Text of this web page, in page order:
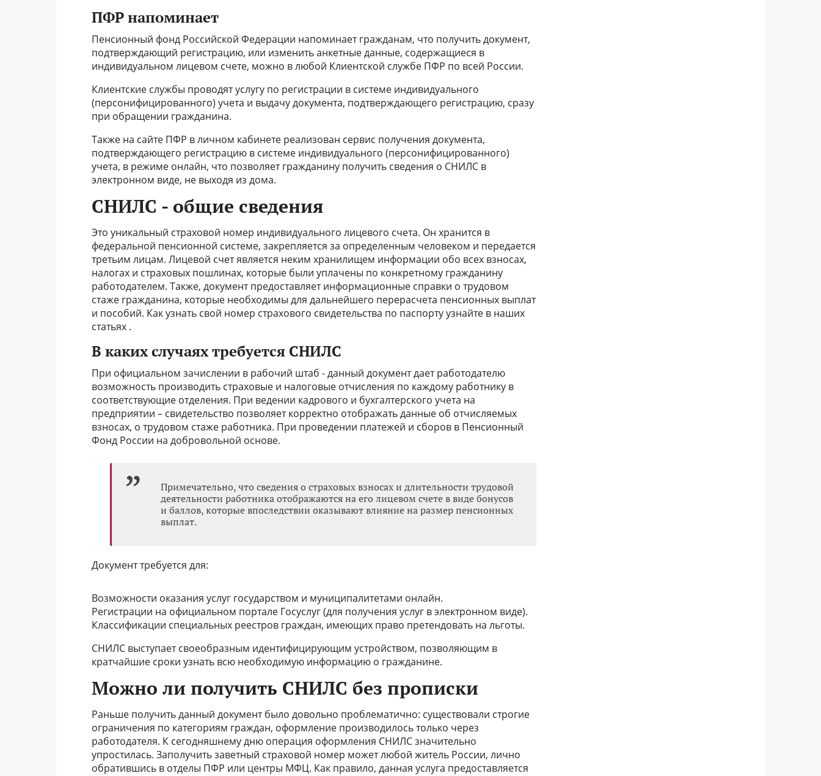
ПФР напоминает
Пенсионный фонд Российской Федерации напоминает гражданам, что получить документ,
подтверждающий регистрацию, или изменить анкетные данные, содержащиеся в
индивидуальном лицевом счете, можно в любой Клиентской службе ПФР по всей России.
Клиентские службы проводят услугу по регистрации в системе индивидуального
(персонифицированного) учета и выдачу документа, подтверждающего регистрацию, сразу
при обращении гражданина.
Также на сайте ПФР в личном кабинете реализован сервис получения документа,
подтверждающего регистрацию в системе индивидуального (персонифицированного)
учета, в режиме онлайн, что позволяет гражданину получить сведения о СНИЛС в
электронном виде, не выходя из дома.
СНИЛС - общие сведения
Это уникальный страховой номер индивидуального лицевого счета. Он хранится в
федеральной пенсионной системе, закрепляется за определенным человеком и передается
третьим лицам. Лицевой счет является неким хранилищем информации обо всех взносах,
налогах и страховых пошлинах, которые были уплачены по конкретному гражданину
работодателем. Также, документ предоставляет информационные справки о трудовом
стаже гражданина, которые необходимы для дальнейшего перерасчета пенсионных выплат
и пособий. Как узнать свой номер страхового свидетельства по паспорту узнайте в наших
статьях .
В каких случаях требуется СНИЛС
При официальном зачислении в рабочий штаб - данный документ дает работодателю
возможность производить страховые и налоговые отчисления по каждому работнику в
соответствующие отделения. При ведении кадрового и бухгалтерского учета на
предприятии – свидетельство позволяет корректно отображать данные об отчисляемых
взносах, о трудовом стаже работника. При проведении платежей и сборов в Пенсионный
Фонд России на добровольной основе.
Примечательно, что сведения о страховых взносах и длительности трудовой
деятельности работника отображаются на его лицевом счете в виде бонусов
и баллов, которые впоследствии оказывают влияние на размер пенсионных
выплат.
Документ требуется для:
Возможности оказания услуг государством и муниципалитетами онлайн.
Регистрации на официальном портале Госуслуг (для получения услуг в электронном виде).
Классификации специальных реестров граждан, имеющих право претендовать на льготы.
СНИЛС выступает своеобразным идентифицирующим устройством, позволяющим в
кратчайшие сроки узнать всю необходимую информацию о гражданине.
Можно ли получить СНИЛС без прописки
Раньше получить данный документ было довольно проблематично: существовали строгие
ограничения по категориям граждан, оформление производилось только через
работодателя. К сегодняшнему дню операция оформления СНИЛС значительно
упростилась. Заполучить заветный страховой номер может любой житель России, лично
обратившись в отделы ПФР или центры МФЦ. Как правило, данная услуга предоставляется